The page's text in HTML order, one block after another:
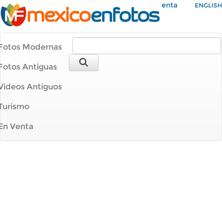
Mi Cuenta ENGLISH
Modernas
Antiguas
Antiguos
Venta